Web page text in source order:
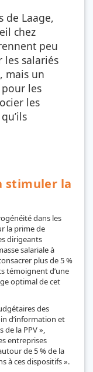
de Laage,
chez
peu
les salariés
mais un
les
les
stimuler la
dans les
la prime de
dirigeants
salariale à
plus de 5 %
témoignent d’une
optimal de cet
des
d’information et
de la PPV »,
entreprises
de 5 % de la
à ces dispositifs ».